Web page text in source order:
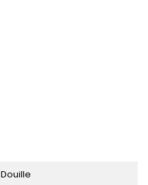
Douille